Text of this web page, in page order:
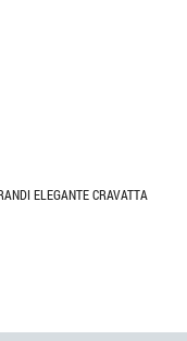
ELEGANTE CRAVATTA